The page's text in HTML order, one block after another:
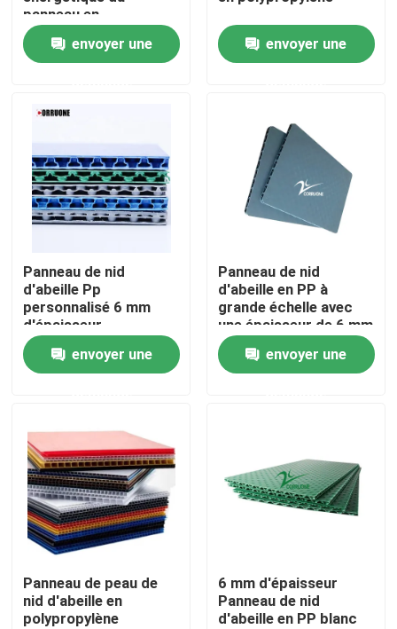
À la maison
Produits
Vidéos
À propos de nous
Visite de l'usine
Demandez un devis
Boîtes ondulées végétales
Garde de plastique ondulée d'arbre
panneau en
polypropylène blanc
de nid de miel
envoyer une envoyer une
Panneau de nid
d'abeille Pp
personnalisé 6 mm
d'épaisseur
envoyer une
Panneau de nid
d'abeille en PP à
grande échelle avec
une épaisseur de 6 mm
et une densité de 1500
gm-3500 gmenvoyer une
Panneau de peau de
nid d'abeille en
polypropylène
6 mm d'épaisseur
Panneau de nid
d'abeille en PP blanc